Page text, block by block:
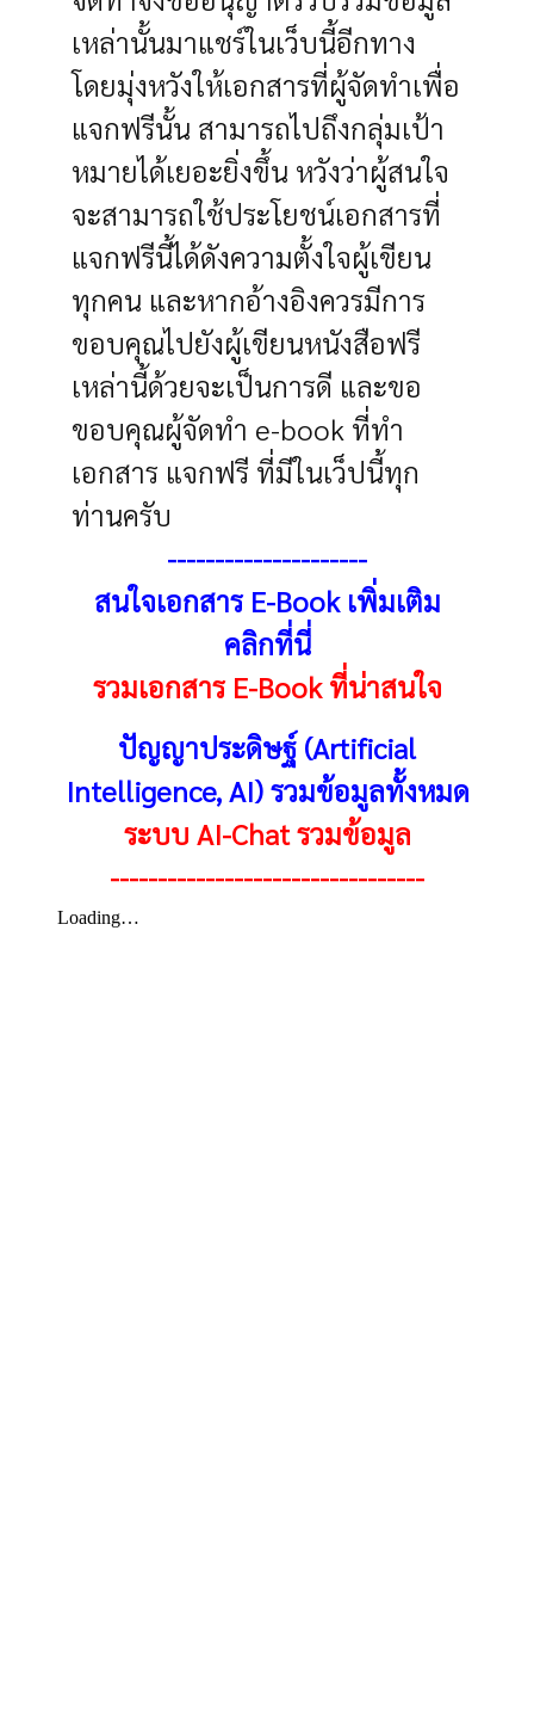
เหล่านั้นมาแชร์ในเว็บนี้อีกทาง
โดยมุ่งหวังให้เอกสารที่ผู้จัดทำเพื่อ
แจกฟรีนั้น สามารถไปถึงกลุ่มเป้า
หมายได้เยอะยิ่งขึ้น หวังว่าผู้สนใจ
จะสามารถใช้ประโยชน์เอกสารที่
แจกฟรีนี้ได้ดังความตั้งใจผู้เขียน
ทุกคน และหากอ้างอิงควรมีการ
ขอบคุณไปยังผู้เขียนหนังสือฟรี
เหล่านี้ด้วยจะเป็นการดี และขอ
ขอบคุณผู้จัดทำ e-book ที่ทำ
เอกสาร แจกฟรี ที่มีในเว็ปนี้ทุก
ท่านครับ
---------------------
สนใจเอกสาร E-Book เพิ่มเติม
คลิกที่นี่
รวมเอกสาร E-Book ที่น่าสนใจ
ปัญญาประดิษฐ์ (Artificial
Intelligence, AI) รวมข้อมูลทั้งหมด
ระบบ AI-Chat รวมข้อมูล
---------------------------------